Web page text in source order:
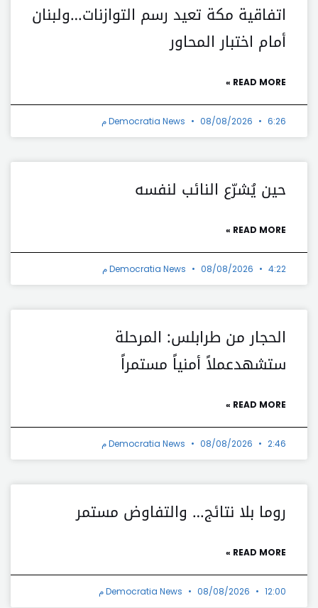
اتفاقية مكة تعيد رسم التوازنات…ولبنان
أمام اختبار المحاور
READ MORE »
Democratia News 08/08/2026 6:26 م
حين يُشرّع النائب لنفسه
READ MORE »
Democratia News 08/08/2026 4:22 م
الحجار من طرابلس: المرحلة
ستشهدعملاً أمنياً مستمراً
READ MORE »
Democratia News 08/08/2026 2:46 م
روما بلا نتائج… والتفاوض مستمر
READ MORE »
Democratia News 08/08/2026 12:00 م